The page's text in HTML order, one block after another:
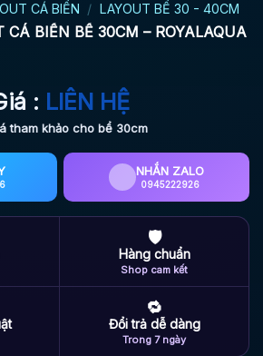
CÁ BIỂN / LAYOUT BỂ 30 - 40CM
CÁ BIỂN BỂ 30CM – ROYALAQUA
: LIÊN HỆ
tham khảo cho bể 30cm
NHẮN ZALO
0945222926
🛡
Hàng chuẩn
Shop cam kết
🔁
Đổi trả dễ dàng
Trong 7 ngày